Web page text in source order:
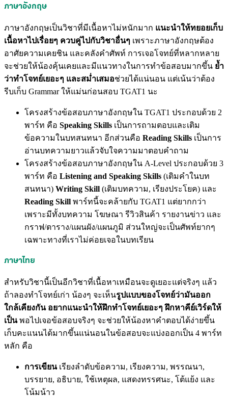
ภาษาอังกฤษ
ภาษาอังกฤษเป็นวิชาที่มีเนื้อหาไม่หนักมาก แนะนำให้ทยอยเก็บ
เนื้อหาไปเรื่อยๆ ควบคู่ไปกับวิชาอื่นๆ เพราะภาษาอังกฤษต้อง
อาศัยความเคยชิน และคลังคำศัพท์ การเจอโจทย์ที่หลากหลาย
จะช่วยให้น้องคุ้นเคยและมีแนวทางในการทำข้อสอบมากขึ้น ย้ำ
ว่าทำโจทย์เยอะๆ และสม่ำเสมอช่วยได้แน่นอน แต่เน้นว่าต้อง
รีบเก็บ Grammar ให้แม่นก่อนสอบ TGAT1 นะ
โครงสร้างข้อสอบภาษาอังกฤษใน TGAT1 ประกอบด้วย 2
พาร์ท คือ Speaking Skills เป็นการถามตอบและเติม
ข้อความในบทสนทนา อีกส่วนคือ Reading Skills เป็นการ
อ่านบทความยาวแล้วจับใจความมาตอบคำถาม
โครงสร้างข้อสอบภาษาอังกฤษใน A-Level ประกอบด้วย 3
พาร์ท คือ Listening and Speaking Skills (เติมคำในบท
สนทนา) Writing Skill (เติมบทความ, เรียงประโยค) และ
Reading Skill พาร์ทนี้จะคล้ายกับ TGAT1 แต่ยากกว่า
เพราะมีทั้งบทความ โฆษณา รีวิวสินค้า รายงานข่าว และ
กราฟ/ตาราง/แผนผัง/แผนภูมิ ส่วนใหญ่จะเป็นศัพท์ยากๆ
เฉพาะทางที่เราไม่ค่อยเจอในบทเรียน
ภาษาไทย
สำหรับวิชานี้เป็นอีกวิชาที่เนื้อหาเหมือนจะดูเยอะแต่จริงๆ แล้ว
ถ้าลองทำโจทย์เก่า น้องๆ จะเห็นรูปแบบของโจทย์ว่ามันออก
ใกล้เคียงกัน อยากแนะนำให้ฝึกทำโจทย์เยอะๆ ฝึกหาคีย์เวิร์ดให้
เป็นพอไปเจอข้อสอบจริงๆ จะช่วยให้น้องหาคำตอบได้ง่ายขึ้น
เก็บคะแนนได้มากขึ้นแน่นอนในข้อสอบจะแบ่งออกเป็น 4 พาร์ท
หลัก คือ
การเขียนเรียงลำดับข้อความ, เรียงความ, พรรณนา,
บรรยาย, อธิบาย, ใช้เหตุผล, แสดงทรรศนะ, โต้แย้ง และ
โน้มน้าว